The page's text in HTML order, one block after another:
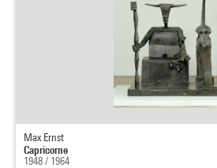
Max Ernst
Capricorne
1948 / 1964